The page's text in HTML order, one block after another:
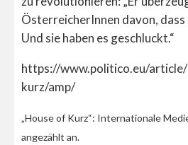
ÖsterreicherInnen davon,
Und sie haben es geschluckt.“
https://www.politico.eu/
kurz/amp/
„House of Kurz“: Internationale
angezählt an.